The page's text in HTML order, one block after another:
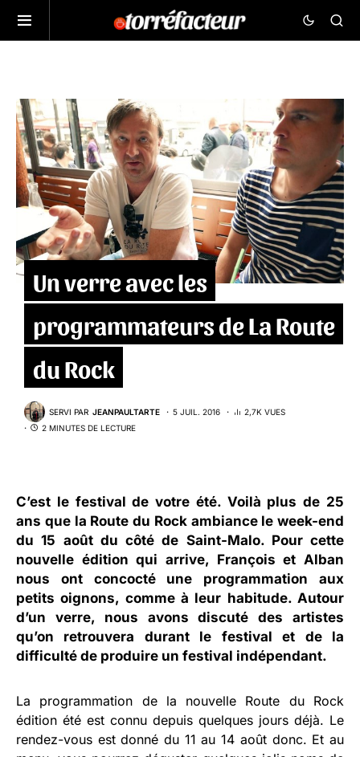
Un verre avec les
programmateurs de La Route
du Rock
SERVI PAR JEANPAULTARTE 5 JUIL. 2016
2,7K VUES
2 MINUTES DE LECTURE
C’est le festival de votre été. Voilà plus de 25
ans que la Route du Rockambiance le week-end
du 15 août du côté de Saint-Malo. Pour cette
nouvelle édition qui arrive, François et Alban
nous ont concocté une programmation aux
petits oignons, comme à leur habitude. Autour
d’un verre, nous avons discuté des artistes
qu’on retrouvera durant le festival et de la
difficulté de produire un festival indépendant.
La programmation de la nouvelle Route du Rock
édition été est connu depuis quelques jours déjà. Le
rendez-vous est donné du 11 au 14 août donc. Et au